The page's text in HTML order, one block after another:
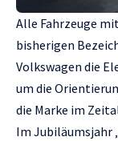
Alle Fahrzeuge
bisherigen
Volkswagen die
um die
die Marke im
Im Jubiläumsjahr